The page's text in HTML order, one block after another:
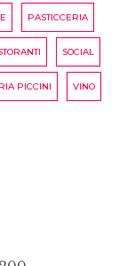
PASTICCERIA
SOCIAL
PICCINI VINO